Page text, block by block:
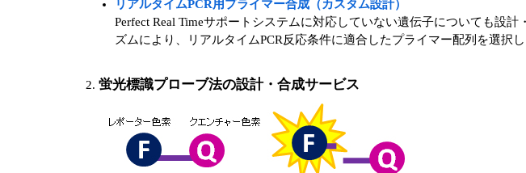
リアルタイムPCR用プライマー合成（カスタム設計）
Perfect Real Timeサポートシステムに対応していない遺伝子についても設
ズムにより、リアルタイムPCR反応条件に適合したプライマー配列を選択
蛍光標識プローブ法の設計・合成サービス